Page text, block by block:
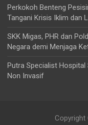
Perkokoh Benteng
Tangani Krisis Iklim dan
SKK Migas, PHR dan
Negara demi Menjaga
Putra Specialist
Non Invasif
Copyright